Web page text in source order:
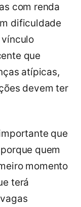
com renda
dificuldade
que
atípicas,
devem ter
que
quem
momento
terá